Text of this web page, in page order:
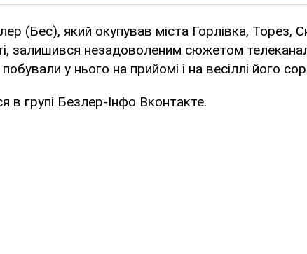
(Бес), який окупував міста Горлівка, Торез,
залишився незадоволеним сюжетом
у нього на прийомі і на весіллі його
в групі Безлер-Інфо Вконтакте.